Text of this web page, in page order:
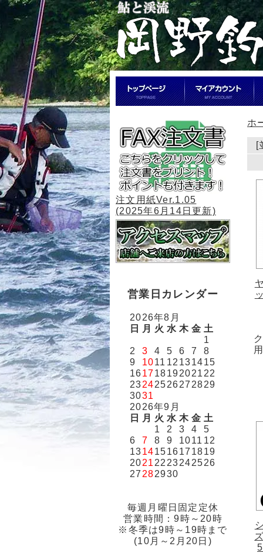
注文用紙Ver.1.05
(2025年6月14日更新)
営業日カレンダー
2026年8月
日
月 火 水 木 金 土
1
2
3 4 5 6 7
8
9
1011 12 131415
161718192021 22
2324252627 2829
3031
2026年9月
日
月 火 水 木 金 土
1
2 3 4
5
6
7 8 9 1011 12
1314151617 1819
2021 22 23242526
27 282930
毎週月曜日固定定休
営業時間：9時～20時
※冬季は9時～19時まで
(10月～2月20日)
ホ
[